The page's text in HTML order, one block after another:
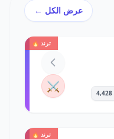
عرض الكل ←
ترند 🔥
⚔️
ترند 🔥